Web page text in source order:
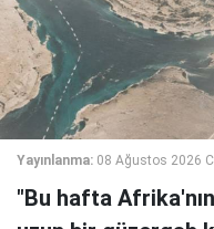
Yayınlanma: 08 Ağustos 2026
"Bu hafta